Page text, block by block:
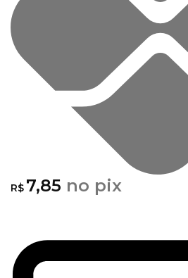
R$ 7,85 no pix